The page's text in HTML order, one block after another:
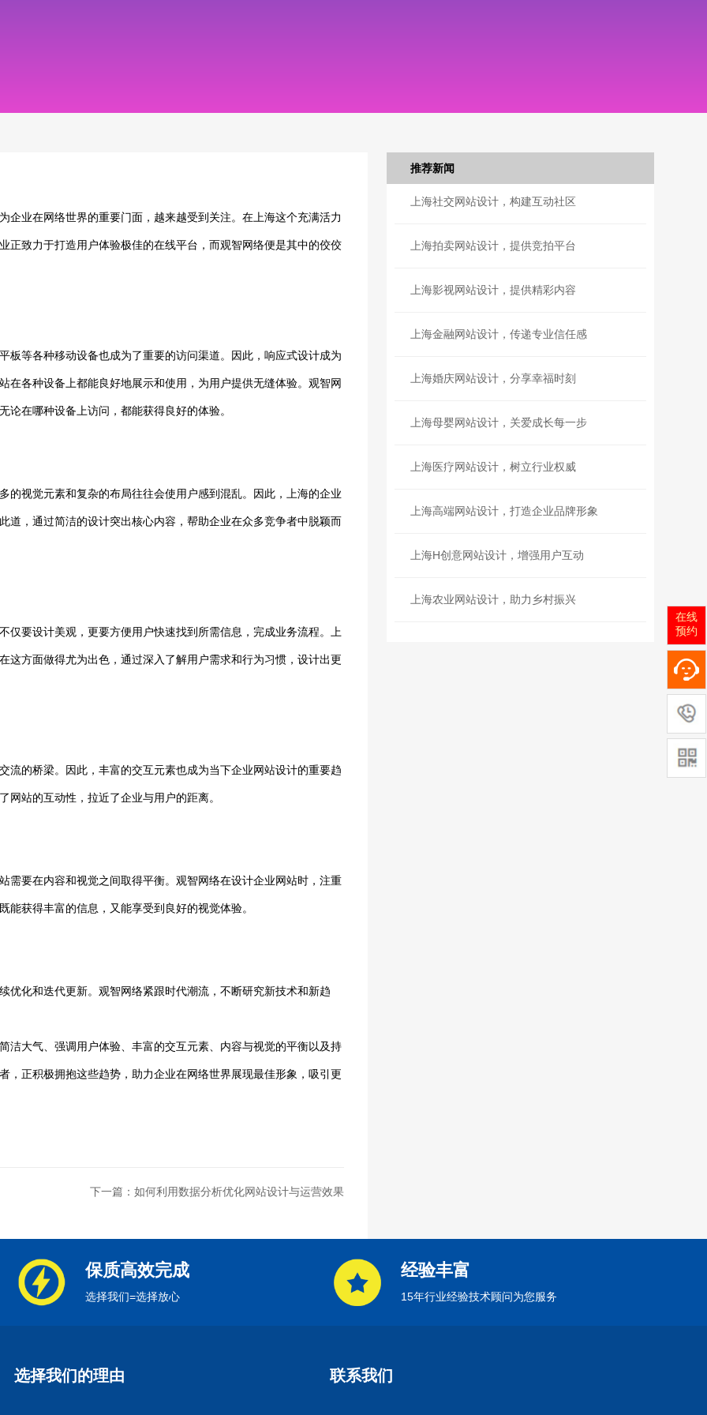
企业在网络世界的重要门面，越来越受到关注。在上海这个充满活力
正致力于打造用户体验极佳的在线平台，而观智网络便是其中的佼佼
板等各种移动设备也成为了重要的访问渠道。因此，响应式设计成为
在各种设备上都能良好地展示和使用，为用户提供无缝体验。观智网
在哪种设备上访问，都能获得良好的体验。
的视觉元素和复杂的布局往往会使用户感到混乱。因此，上海的企业
道，通过简洁的设计突出核心内容，帮助企业在众多竞争者中脱颖而
仅要设计美观，更要方便用户快速找到所需信息，完成业务流程。上
这方面做得尤为出色，通过深入了解用户需求和行为习惯，设计出更
流的桥梁。因此，丰富的交互元素也成为当下企业网站设计的重要趋
站的互动性，拉近了企业与用户的距离。
需要在内容和视觉之间取得平衡。观智网络在设计企业网站时，注重
获得丰富的信息，又能享受到良好的视觉体验。
优化和迭代更新。观智网络紧跟时代潮流，不断研究新技术和新趋
洁大气、强调用户体验、丰富的交互元素、内容与视觉的平衡以及持
，正积极拥抱这些趋势，助力企业在网络世界展现最佳形象，吸引更
下一篇：如何利用数据分析优化网站设计与运营效果
推荐新闻
上海社交网站设计，构建互动社区
上海拍卖网站设计，提供竞拍平台
上海影视网站设计，提供精彩内容
上海金融网站设计，传递专业信任感
上海婚庆网站设计，分享幸福时刻
上海母婴网站设计，关爱成长每一步
上海医疗网站设计，树立行业权威
上海高端网站设计，打造企业品牌形象
上海H创意网站设计，增强用户互动
上海农业网站设计，助力乡村振兴
保质高效完成
选择我们=选择放心
经验丰富
15年行业经验技术顾问为您服务
选择我们的理由 联系我们
在线
预约